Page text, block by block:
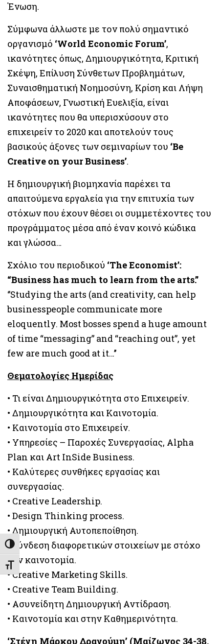
Εναλλαγή Υψηλής Αντίθεσης
Εναλλαγή Μεγέθους Γραμμάτων
Ένωση.
Σύμφωνα άλλωστε με τον πολύ σημαντικό
οργανισμό ‘World Economic Forum’,
ικανότητες όπως, Δημιουργικότητα, Κριτική
Σκέψη, Επίλυση Σύνθετων Προβλημάτων,
Συναισθηματική Νοημοσύνη, Kρίση και Λήψη
Αποφάσεων, Γνωστική Ευελιξία, είναι
ικανότητες που θα υπερισχύσουν στο
επιχειρείν το 2020 και αποτελούν τους
βασικούς άξονες των σεμιναρίων του ‘Be
Creative on your Business’.
Η δημιουργική βιομηχανία παρέχει τα
απαιτούμενα εργαλεία για την επιτυχία των
στόχων που έχουν θέσει οι συμμετέχοντες του
προγράμματος μέσα από έναν κοινό κώδικα
και γλώσσα…
Σχόλιο του περιοδικού ‘The Economist’:
“Business has much to learn from the arts.”
‘’Studying the arts (and creativity, can help
businesspeople communicate more
eloquently. Most bosses spend a huge amount
of time “messaging” and “reaching out”, yet
few are much good at it…’’
Θεματολογίες Ημερίδας
• Τι είναι Δημιουργικότητα στο Επιχειρείν.
• Δημιουργικότητα και Καινοτομία.
• Καινοτομία στο Επιχειρείν.
• Υπηρεσίες – Παροχές Συνεργασίας, Alpha
Plan και Art InSide Business.
• Καλύτερες συνθήκες εργασίας και
συνεργασίας.
• Creative Leadership.
• Design Thinking process.
• Δημιουργική Αυτοπεποίθηση.
• Σύνδεση διαφορετικών στοιχείων με στόχο
την καινοτομία.
• Creative Marketing Skills.
• Creative Team Building.
• Ασυνείδητη Δημιουργική Αντίδραση.
• Καινοτομία και στην Καθημερινότητα.
‘Στέγη Μάρκου Δραγούμη’ (Μαίζωνος 34-38,